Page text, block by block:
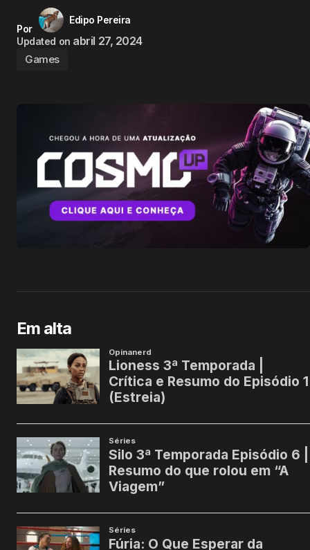
Por
Edipo Pereira
Updated on abril 27, 2024
Games
Em alta